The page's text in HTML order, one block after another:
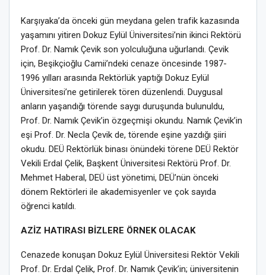
Karşıyaka’da önceki gün meydana gelen trafik kazasında
yaşamını yitiren Dokuz Eylül Üniversitesi’nin ikinci Rektörü
Prof. Dr. Namık Çevik son yolculuğuna uğurlandı. Çevik
için, Beşikçioğlu Camii’ndeki cenaze öncesinde 1987-
1996 yılları arasında Rektörlük yaptığı Dokuz Eylül
Üniversitesi’ne getirilerek tören düzenlendi. Duygusal
anların yaşandığı törende saygı duruşunda bulunuldu,
Prof. Dr. Namık Çevik’in özgeçmişi okundu. Namık Çevik’in
eşi Prof. Dr. Necla Çevik de, törende eşine yazdığı şiiri
okudu. DEÜ Rektörlük binası önündeki törene DEÜ Rektör
Vekili Erdal Çelik, Başkent Üniversitesi Rektörü Prof. Dr.
Mehmet Haberal, DEÜ üst yönetimi, DEÜ’nün önceki
dönem Rektörleri ile akademisyenler ve çok sayıda
öğrenci katıldı.
AZİZ HATIRASI BİZLERE ÖRNEK OLACAK
Cenazede konuşan Dokuz Eylül Üniversitesi Rektör Vekili
Prof. Dr. Erdal Çelik, Prof. Dr. Namık Çevik’in; üniversitenin